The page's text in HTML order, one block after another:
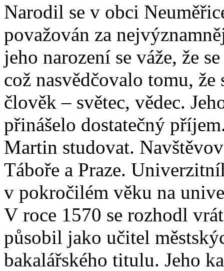
Narodil se v obci
považován za
jeho narození se váže, že
což nasvědčovalo tomu,
člověk – světec, vědec.
přinášelo dostatečný
Martin studovat.
Táboře a Praze.
v pokročilém věku na
V roce 1570 se rozhodl
působil jako učitel
bakalářského titulu. Jeho